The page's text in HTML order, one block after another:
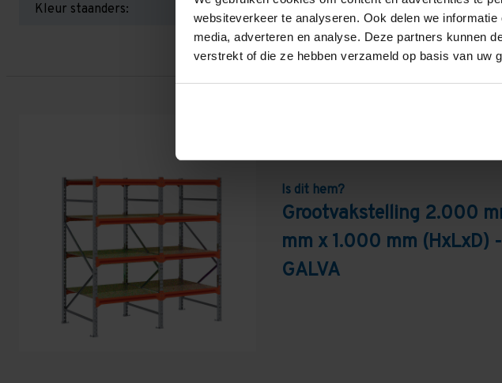
websiteverkeer te analyseren. Ook delen we
media, adverteren en analyse. Deze partners kunnen
verstrekt of die ze hebben verzameld op basis van uw
Kleur staanders:
Galva
Is dit hem?
Grootvakstelling 2.000
mm x 1.000 mm (HxLxD)
GALVA